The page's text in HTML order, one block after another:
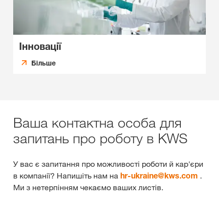
Інновації
Більше
Ваша контактна особа для
запитань про роботу в KWS
У вас є запитання про можливості роботи й кар'єри
в компанії? Напишіть нам на hr-ukraine@kws.com .
Ми з нетерпінням чекаємо ваших листів.